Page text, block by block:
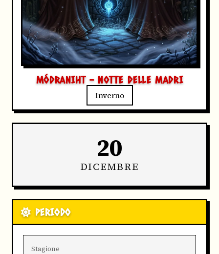
MÓDRANIHT - NOTTE DELLE MADRI
Inverno
20
DICEMBRE
PERIODO
Stagione